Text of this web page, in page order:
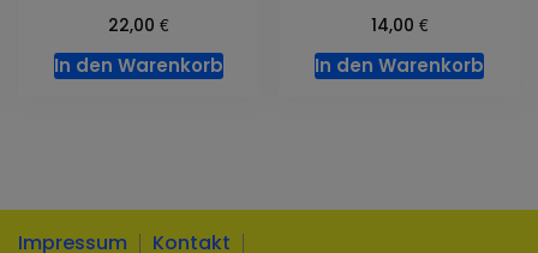
22,00 €
In den Warenkorb
14,00 €
In den Warenkorb
Impressum Kontakt